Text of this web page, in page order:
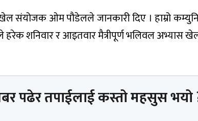
खेल संयोजक ओम पौडेलले जानकारी दिए । हाम्रो
शनिवार र आइतवार मैत्रीपूर्ण भलिवल अभ्यास
पढेर तपाईलाई कस्तो महसुस भयो